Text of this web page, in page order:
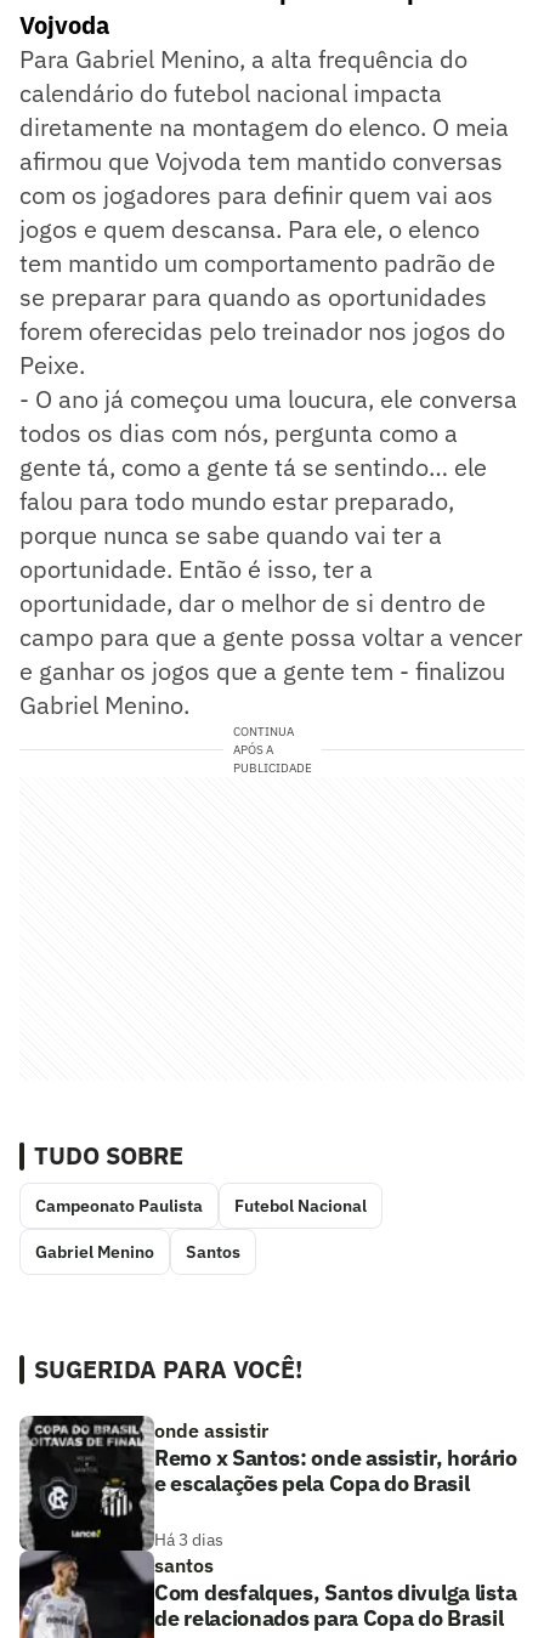
Vojvoda
Para Gabriel Menino, a alta frequência do
calendário do futebol nacional impacta
diretamente na montagem do elenco. O meia
afirmou que Vojvoda tem mantido conversas
com os jogadores para definir quem vai aos
jogos e quem descansa. Para ele, o elenco
tem mantido um comportamento padrão de
se preparar para quando as oportunidades
forem oferecidas pelo treinador nos jogos do
Peixe.
- O ano já começou uma loucura, ele conversa
todos os dias com nós, pergunta como a
gente tá, como a gente tá se sentindo… ele
falou para todo mundo estar preparado,
porque nunca se sabe quando vai ter a
oportunidade. Então é isso, ter a
oportunidade, dar o melhor de si dentro de
campo para que a gente possa voltar a vencer
e ganhar os jogos que a gente tem - finalizou
Gabriel Menino.
CONTINUA
APÓS A
PUBLICIDADE
TUDO SOBRE
Campeonato Paulista Futebol Nacional
Gabriel Menino Santos
SUGERIDA PARA VOCÊ!
onde assistir
Remo x Santos: onde assistir, horário
e escalações pela Copa do Brasil
Há 3 dias
santos
Com desfalques, Santos divulga lista
de relacionados para Copa do Brasil